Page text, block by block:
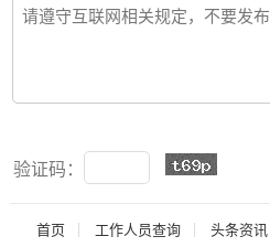
验证码：
首页 工作人员查询 头条资讯